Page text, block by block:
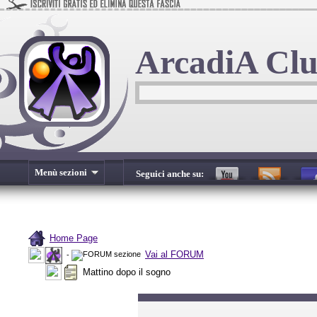
ArcadiA
Menù sezioni Seguici anche su:
Home Page
-
Vai al FORUM
Mattino dopo il sogno